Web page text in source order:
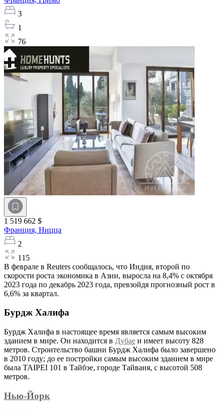
3
1
76
1 519 662 $
Франция, Ницца
2
115
В феврале в Reuters сообщалось, что Индия, второй по
скорости роста экономика в Азии, выросла на 8,4% с октября
2023 года по декабрь 2023 года, превзойдя прогнозный рост в
6,6% за квартал.
Бурдж Халифа
Бурдж Халифа в настоящее время является самым высоким
зданием в мире. Он находится в Дубае и имеет высоту 828
метров. Строительство башни Бурдж Халифа было завершено
в 2010 году; до ее постройки самым высоким зданием в мире
была TAIPEI 101 в Тайбэе, городе Тайваня, с высотой 508
метров.
Нью-Йорк